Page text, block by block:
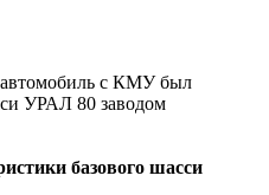
с КМУ был
УРАЛ 80 заводом
базового шасси